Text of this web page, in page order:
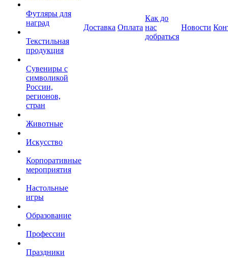
Футляры для
наград
Текстильная
продукция
Сувениры с
символикой
России,
регионов,
стран
Животные
Искусство
Корпоративные
мероприятия
Настольные
игры
Образование
Профессии
Праздники
Доставка Оплата
Как до
нас
добраться
Новости